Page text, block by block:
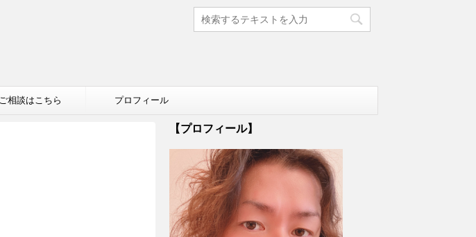
ご相談はこちら プロフィール
【プロフィール】